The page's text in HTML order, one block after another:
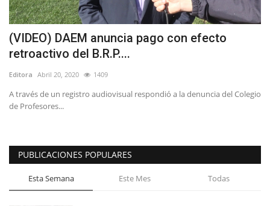
(VIDEO) DAEM anuncia pago con efecto
retroactivo del B.R.P....
Editora Abril 20, 2020 1409
A través de un registro audiovisual respondió a la denuncia del Colegio
de Profesores...
PUBLICACIONES POPULARES
Esta Semana Este Mes Todas